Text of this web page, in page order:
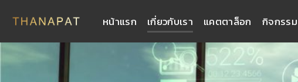
หน้าแรก เกี่ยวกับเรา แคตตาล็อก กิจกรรม